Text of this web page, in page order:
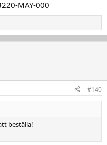
MAY-000
#140
beställa!